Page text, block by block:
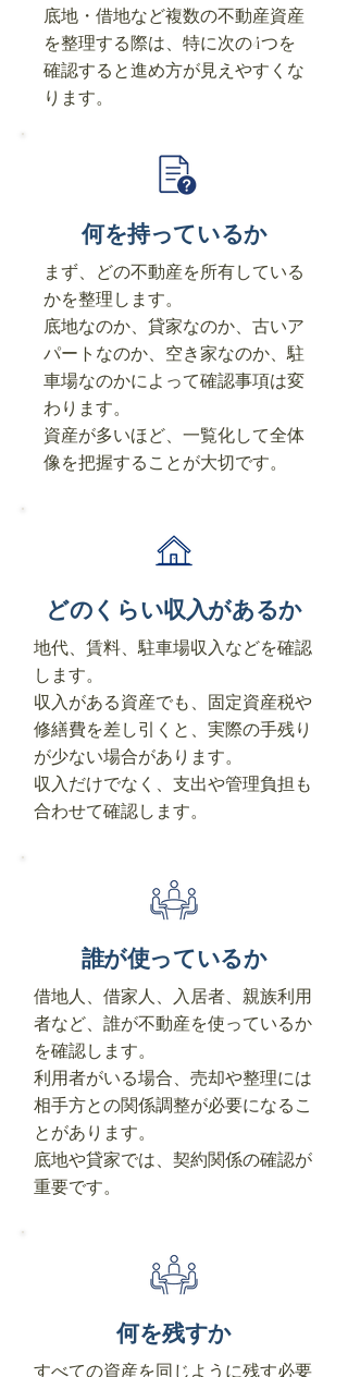
底地・借地など複数の不動産資産
を整理する際は、特に次の4つを
確認すると進め方が見えやすくな
ります。
何を持っているか
まず、どの不動産を所有している
かを整理します。
底地なのか、貸家なのか、古いア
パートなのか、空き家なのか、駐
車場なのかによって確認事項は変
わります。
資産が多いほど、一覧化して全体
像を把握することが大切です。
どのくらい収入があるか
地代、賃料、駐車場収入などを確認
します。
収入がある資産でも、固定資産税や
修繕費を差し引くと、実際の手残り
が少ない場合があります。
収入だけでなく、支出や管理負担も
合わせて確認します。
誰が使っているか
借地人、借家人、入居者、親族利用
者など、誰が不動産を使っているか
を確認します。
利用者がいる場合、売却や整理には
相手方との関係調整が必要になるこ
とがあります。
底地や貸家では、契約関係の確認が
重要です。
何を残すか
すべての資産を同じように残す必要